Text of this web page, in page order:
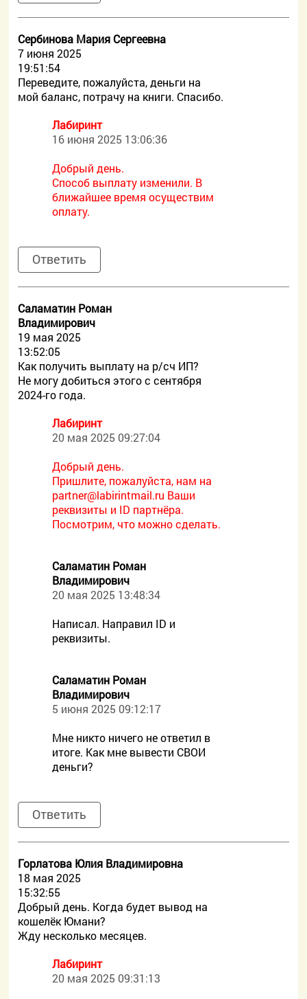
Сербинова Мария Сергеевна
7 июня 2025
19:51:54
Переведите, пожалуйста, деньги на
мой баланс, потрачу на книги. Спасибо.
Лабиринт
16 июня 2025 13:06:36
Добрый день.
Способ выплату изменили. В
ближайшее время осуществим
оплату.
Ответить
Саламатин Роман
Владимирович
19 мая 2025
13:52:05
Как получить выплату на р/сч ИП?
Не могу добиться этого с сентября
2024-го года.
Лабиринт
20 мая 2025 09:27:04
Добрый день.
Пришлите, пожалуйста, нам на
partner@labirintmail.ru Ваши
реквизиты и ID партнёра.
Посмотрим, что можно сделать.
Саламатин Роман
Владимирович
20 мая 2025 13:48:34
Написал. Направил ID и
реквизиты.
Саламатин Роман
Владимирович
5 июня 2025 09:12:17
Мне никто ничего не ответил в
итоге. Как мне вывести СВОИ
деньги?
Ответить
Горлатова Юлия Владимировна
18 мая 2025
15:32:55
Добрый день. Когда будет вывод на
кошелёк Юмани?
Жду несколько месяцев.
Лабиринт
20 мая 2025 09:31:13